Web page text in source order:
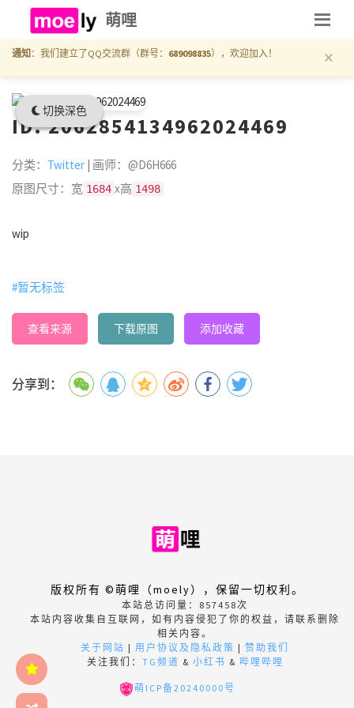
切换深色
萌哩
通知 ：我们建立了QQ交流群（群号： 689098835），欢迎加入！ ×
ID: 2062854134962024469
分类： Twitter | 画师：@D6H666
原图尺寸：宽 1684 x高 1498
wip
#暂无标签
查看来源 下载原图 添加收藏
分享到：
版权所有 ©萌哩（moely），保留一切权利。
本站总访问量： 857458次
本站内容收集自互联网，如有内容侵犯了你的权益，请联系删除
相关内容。
关于网站 | 用户协议及隐私政策 | 赞助我们
关注我们： TG频道 & 小红书 & 哔哩哔哩
萌ICP备20240000号